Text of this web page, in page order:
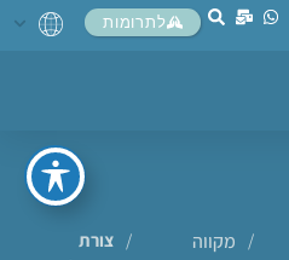
לתרומות
/
מקווה
/ צורת